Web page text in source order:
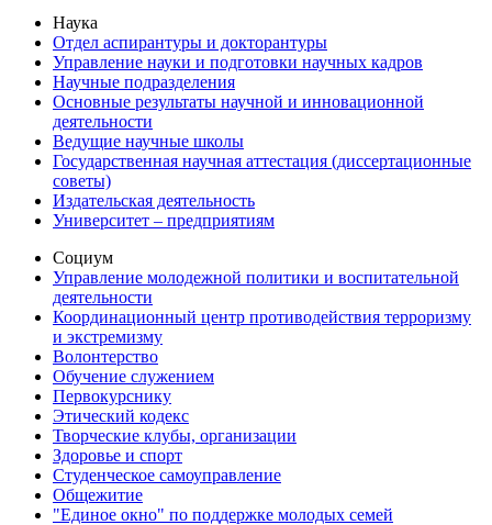
Наука
Отдел аспирантуры и докторантуры
Управление науки и подготовки научных кадров
Научные подразделения
Основные результаты научной и инновационной
деятельности
Ведущие научные школы
Государственная научная аттестация (диссертационные
советы)
Издательская деятельность
Университет – предприятиям
Социум
Управление молодежной политики и воспитательной
деятельности
Координационный центр противодействия терроризму
и экстремизму
Волонтерство
Обучение служением
Первокурснику
Этический кодекс
Творческие клубы, организации
Здоровье и спорт
Студенческое самоуправление
Общежитие
"Единое окно" по поддержке молодых семей